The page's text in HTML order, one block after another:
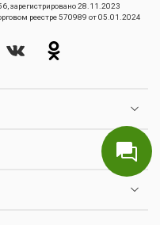
зарегистрировано 28.11.2023
реестре 570989 от 05.01.2024